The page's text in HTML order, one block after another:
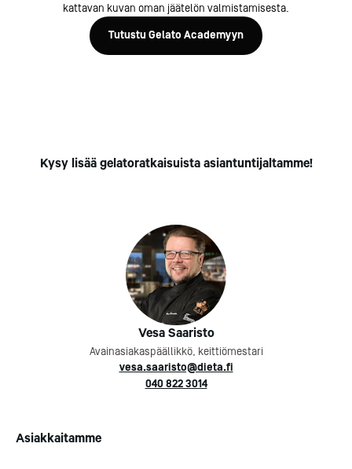
kattavan kuvan oman jäätelön valmistamisesta.
Tutustu Gelato Academyyn
Kysy lisää gelatoratkaisuista asiantuntijaltamme!
Vesa Saaristo
Avainasiakaspäällikkö, keittiömestari
vesa.saaristo@dieta.fi
040 822 3014
Asiakkaitamme
Gelato-jäätelön valmistus on
nyt osa elintarvikealan
perustutkintoa Oulun seudun
rakkaudella ja
Idyllinen puutalo on